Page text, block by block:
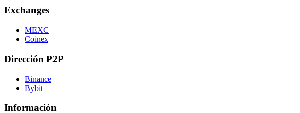
Exchanges
MEXC
Coinex
Dirección P2P
Binance
Bybit
Información